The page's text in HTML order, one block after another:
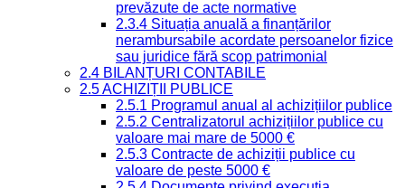
prevăzute de acte normative
2.3.4 Situația anuală a finanțărilor
nerambursabile acordate persoanelor fizice
sau juridice fără scop patrimonial
2.4 BILANȚURI CONTABILE
2.5 ACHIZIȚII PUBLICE
2.5.1 Programul anual al achizițiilor publice
2.5.2 Centralizatorul achizițiilor publice cu
valoare mai mare de 5000 €
2.5.3 Contracte de achiziții publice cu
valoare de peste 5000 €